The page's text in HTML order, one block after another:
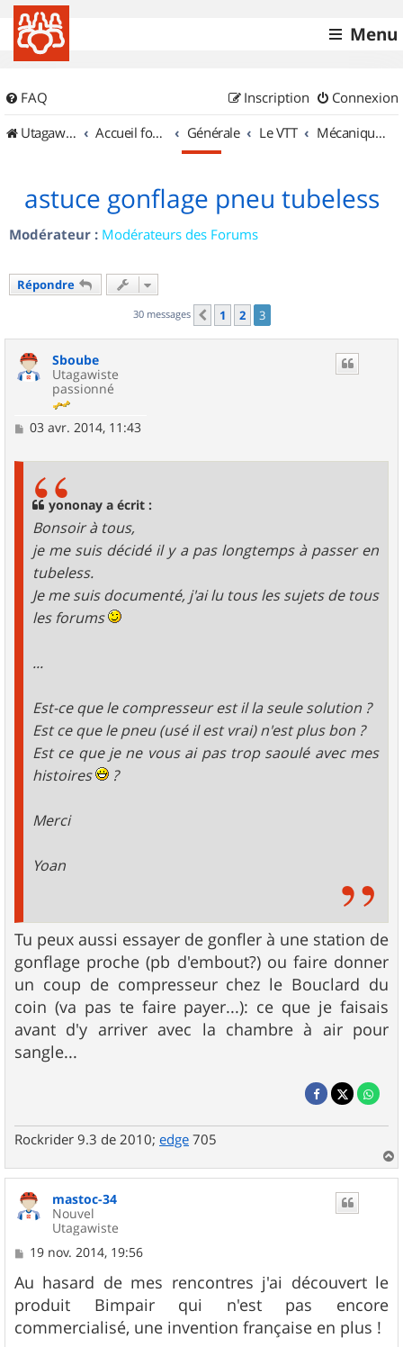
Menu
FAQ Connexion
Inscription
UtagawaVTT (Randos VTT et VTTAE avec traces GPS)
Accueil forum Générale Le VTT Mécanique et Entretiens
astuce gonflage pneu tubeless
Modérateur : Modérateurs des Forums
Répondre
30 messages Précédent
1 2 3
Sboube
Utagawiste
passionné
M
03 avr. 2014, 11:43
yononay a écrit :
Bonsoir à tous,
je me suis décidé il y a pas longtemps à passer en
tubeless.
Je me suis documenté, j'ai lu tous les sujets de tous
les forums
...
Est-ce que le compresseur est il la seule solution ?
Est ce que le pneu (usé il est vrai) n'est plus bon ?
Est ce que je ne vous ai pas trop saoulé avec mes
histoires
?
Merci
Yoan
Tu peux aussi essayer de gonfler à une station de
gonflage proche (pb d'embout?) ou faire donner
un coup de compresseur chez le Bouclard du
coin (va pas te faire payer...): ce que je faisais
avant d'y arriver avec la chambre à air pour
sangle...
Rockrider 9.3 de 2010; edge 705
a
u
mastoc-34
Nouvel
Utagawiste
M
s
s
a
g
e
19 nov. 2014, 19:56
Au hasard de mes rencontres j'ai découvert le
produit Bimpair qui n'est pas encore
commercialisé, une invention française en plus !